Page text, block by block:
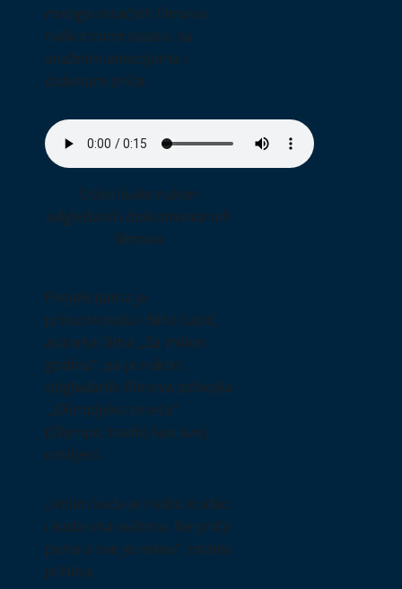
mnogo mračnih filmova
nalik crnom talasu, sa
snažnim emocijama i
dubinom priče.
Utisci bake nakon
odgledanih dokumentarnih
filmova
Projekcijama je
prisustvovala i Nina Lazić,
autorka filma „Za milion
godina“, pa je nakon
odgledanih filmova izdvojila
„Оlimpijsko smeće“
(Olympic trash) kao svoj
omiljeni.
„Volim kada je nešto kratko
i kada ima suštinu. Ne priča
puno a sve je rekao“, istakla
je Nina.